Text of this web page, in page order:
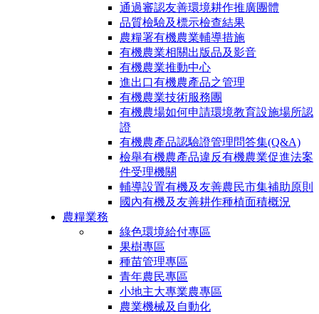
通過審認友善環境耕作推廣團體
品質檢驗及標示檢查結果
農糧署有機農業輔導措施
有機農業相關出版品及影音
有機農業推動中心
進出口有機農產品之管理
有機農業技術服務團
有機農場如何申請環境教育設施場所認
證
有機農產品認驗證管理問答集(Q&A)
檢舉有機農產品違反有機農業促進法案
件受理機關
輔導設置有機及友善農民市集補助原則
國內有機及友善耕作種植面積概況
農糧業務
綠色環境給付專區
果樹專區
種苗管理專區
青年農民專區
小地主大專業農專區
農業機械及自動化